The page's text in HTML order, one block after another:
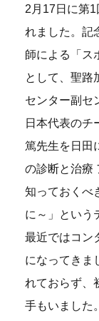
2月17日に第
れました。記
師による「
として、聖路
センター副セ
日本代表のチ
篤先生を日田
の診断と治療
知っておくべ
に～」という
最近ではコン
になってきま
れておらず、
手もいました